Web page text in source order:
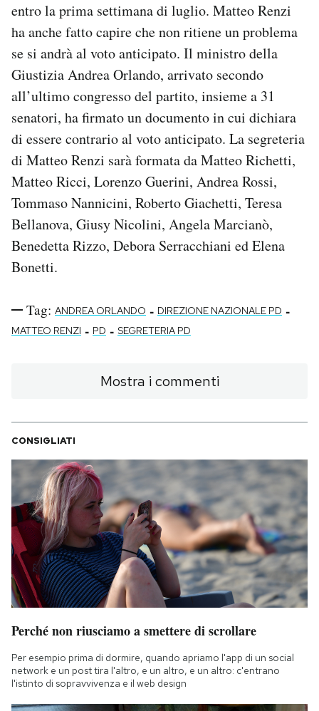
AREA PERSONALE
Area Personale
Notifiche mobile
Regala il Post
Hai bisogno di aiuto?
Esci
entro la prima settimana di luglio. Matteo Renzi
ha anche fatto capire che non ritiene un problema
se si andrà al voto anticipato. Il ministro della
Giustizia Andrea Orlando, arrivato secondo
all’ultimo congresso del partito, insieme a 31
senatori, ha firmato un documento in cui dichiara
di essere contrario al voto anticipato. La segreteria
di Matteo Renzi sarà formata da Matteo Richetti,
Matteo Ricci, Lorenzo Guerini, Andrea Rossi,
Tommaso Nannicini, Roberto Giachetti, Teresa
Bellanova, Giusy Nicolini, Angela Marcianò,
Benedetta Rizzo, Debora Serracchiani ed Elena
Bonetti.
Tag: ANDREA ORLANDO - DIREZIONE NAZIONALE PD -
MATTEO RENZI - PD - SEGRETERIA PD
Mostra i commenti
CONSIGLIATI
Perché non riusciamo a smettere di scrollare
Per esempio prima di dormire, quando apriamo l'app di un social
network e un post tira l'altro, e un altro, e un altro: c'entrano
l'istinto di sopravvivenza e il web design